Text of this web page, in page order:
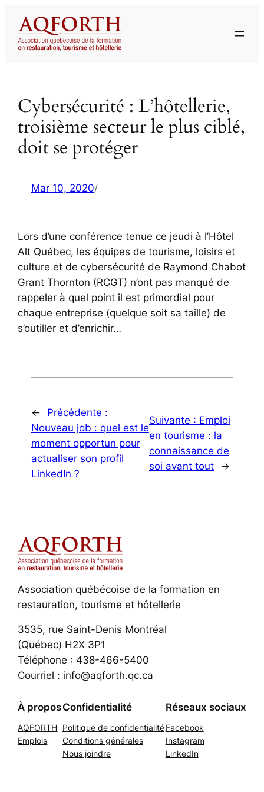
contenu
Cybersécurité : L’hôtellerie,
troisième secteur le plus ciblé,
doit se protéger
Mar 10, 2020/
Lors d’une conférence tenue ce jeudi à l’Hôtel
Alt Québec, les équipes de tourisme, loisirs et
culture et de cybersécurité de Raymond Chabot
Grant Thornton (RCGT) n’ont pas manqué de
rappeler à quel point il est primordial pour
chaque entreprise (quelque soit sa taille) de
s’outiller et d’enrichir…
←
Précédente :
Nouveau job : quel est le
moment opportun pour
actualiser son profil
LinkedIn ?
Suivante : Emploi
en tourisme : la
connaissance de
soi avant tout
→
Association québécoise de la formation en
restauration, tourisme et hôtellerie
3535, rue Saint-Denis Montréal
(Québec) H2X 3P1
Téléphone : 438-466-5400
Courriel : info@aqforth.qc.ca
À propos
AQFORTH
Emplois
Confidentialité
Politique de confidentialité
Conditions générales
Nous joindre
Réseaux sociaux
Facebook
Instagram
LinkedIn